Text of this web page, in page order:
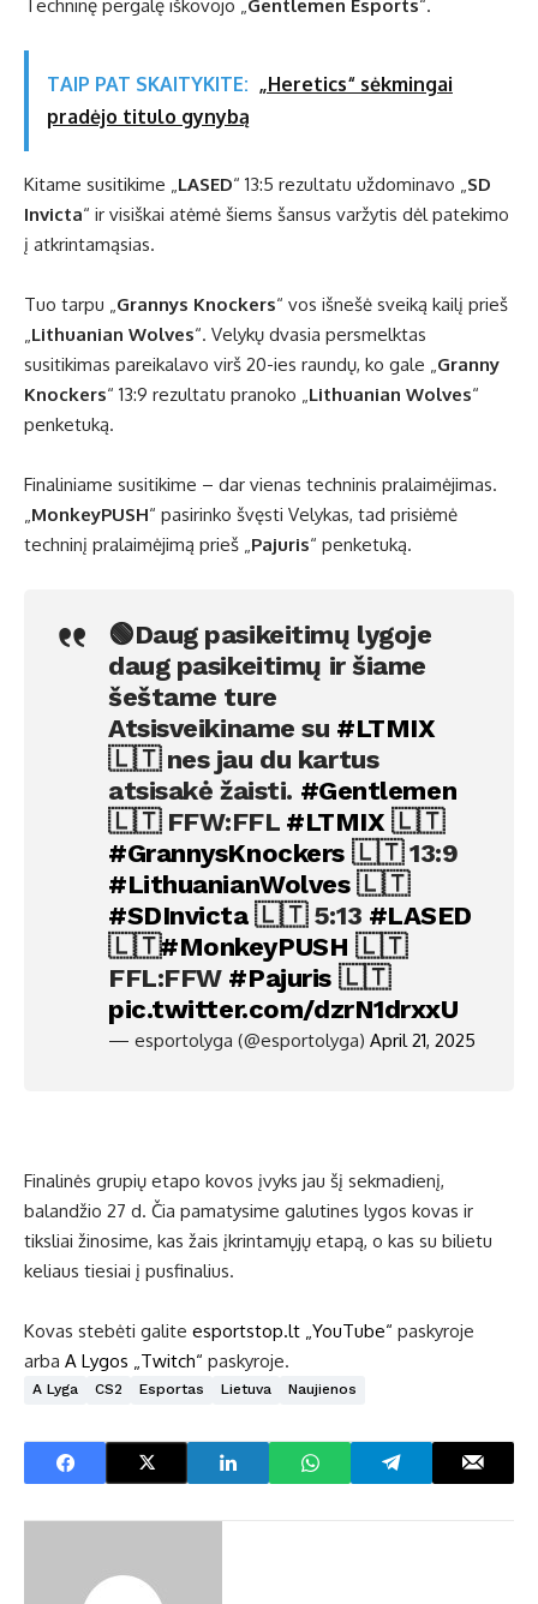
Techninę pergalę iškovojo „Gentlemen Esports“.
TAIP PAT SKAITYKITE: „Heretics“ sėkmingai
pradėjo titulo gynybą
Kitame susitikime „LASED“ 13:5 rezultatu uždominavo „SD
Invicta“ ir visiškai atėmė šiems šansus varžytis dėl patekimo
į atkrintamąsias.
Tuo tarpu „Grannys Knockers“ vos išnešė sveiką kailį prieš
„Lithuanian Wolves“. Velykų dvasia persmelktas
susitikimas pareikalavo virš 20-ies raundų, ko gale „Granny
Knockers“ 13:9 rezultatu pranoko „Lithuanian Wolves“
penketuką.
Finaliniame susitikime – dar vienas techninis pralaimėjimas.
„MonkeyPUSH“ pasirinko švęsti Velykas, tad prisiėmė
techninį pralaimėjimą prieš „Pajuris“ penketuką.
🟢Daug pasikeitimų lygoje
daug pasikeitimų ir šiame
šeštame ture
Atsisveikiname su #LTMIX
🇱🇹 nes jau du kartus
atsisakė žaisti. #Gentlemen
🇱🇹 FFW:FFL #LTMIX🇱🇹
#GrannysKnockers🇱🇹 13:9
#LithuanianWolves🇱🇹
#SDInvicta🇱🇹 5:13 #LASED
🇱🇹#MonkeyPUSH 🇱🇹
FFL:FFW #Pajuris🇱🇹
pic.twitter.com/dzrN1drxxU
— esportolyga (@esportolyga) April 21, 2025
Finalinės grupių etapo kovos įvyks jau šį sekmadienį,
balandžio 27 d. Čia pamatysime galutines lygos kovas ir
tiksliai žinosime, kas žais įkrintamųjų etapą, o kas su bilietu
keliaus tiesiai į pusfinalius.
Kovas stebėti galite esportstop.lt „YouTube“ paskyroje
arba A Lygos „Twitch“ paskyroje.
A Lyga CS2 Esportas Lietuva Naujienos